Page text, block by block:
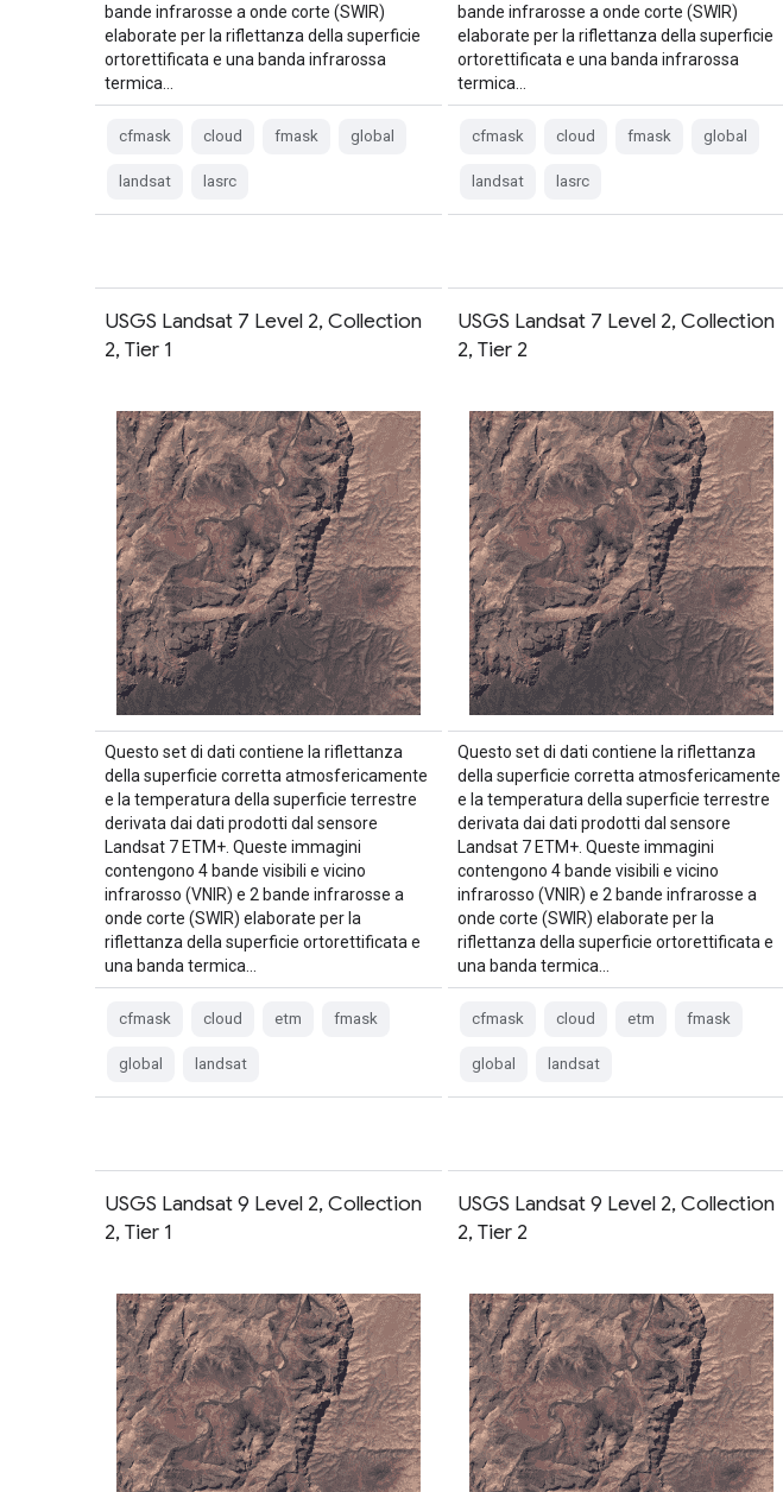
bande infrarosse a onde corte (SWIR)
elaborate per la riflettanza della superficie
ortorettificata e una banda infrarossa
termica…
cfmask cloud fmask global
landsat lasrc
bande infrarosse a onde corte (SWIR)
elaborate per la riflettanza della superficie
ortorettificata e una banda infrarossa
termica…
cfmask cloud fmask global
landsat lasrc
USGS Landsat 7 Level 2, Collection
2, Tier 1
Questo set di dati contiene la riflettanza
della superficie corretta atmosfericamente
e la temperatura della superficie terrestre
derivata dai dati prodotti dal sensore
Landsat 7 ETM+. Queste immagini
contengono 4 bande visibili e vicino
infrarosso (VNIR) e 2 bande infrarosse a
onde corte (SWIR) elaborate per la
riflettanza della superficie ortorettificata e
una banda termica…
cfmask cloud etm fmask
global landsat
USGS Landsat 7 Level 2, Collection
2, Tier 2
Questo set di dati contiene la riflettanza
della superficie corretta atmosfericamente
e la temperatura della superficie terrestre
derivata dai dati prodotti dal sensore
Landsat 7 ETM+. Queste immagini
contengono 4 bande visibili e vicino
infrarosso (VNIR) e 2 bande infrarosse a
onde corte (SWIR) elaborate per la
riflettanza della superficie ortorettificata e
una banda termica…
cfmask cloud etm fmask
global landsat
USGS Landsat 9 Level 2, Collection
2, Tier 1
USGS Landsat 9 Level 2, Collection
2, Tier 2